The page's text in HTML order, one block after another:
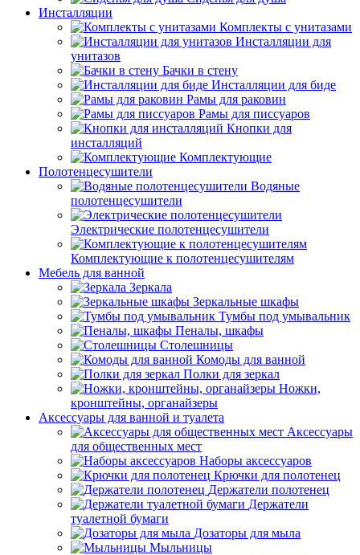
Инсталляции
Комплекты с унитазами
Инсталляции для
унитазов
Бачки в стену
Инсталляции для биде
Рамы для раковин
Рамы для писсуаров
Кнопки для
инсталляций
Комплектующие
Полотенцесушители
Водяные
полотенцесушители
Электрические полотенцесушители
Комплектующие к полотенцесушителям
Мебель для ванной
Зеркала
Зеркальные шкафы
Тумбы под умывальник
Пеналы, шкафы
Столешницы
Комоды для ванной
Полки для зеркал
Ножки,
кронштейны, органайзеры
Аксессуары для ванной и туалета
Аксессуары
для общественных мест
Наборы аксессуаров
Крючки для полотенец
Держатели полотенец
Держатели
туалетной бумаги
Дозаторы для мыла
Мыльницы